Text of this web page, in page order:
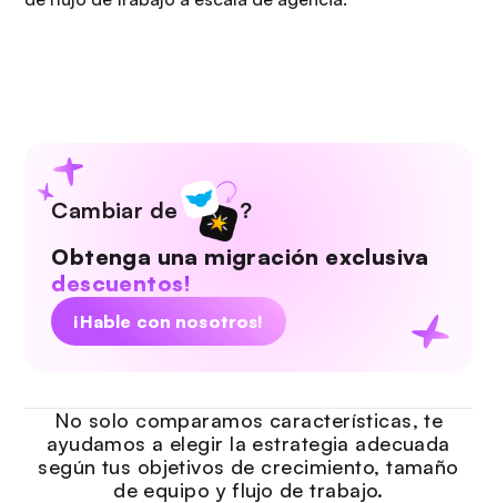
Cambiar de
?
Obtenga una migración exclusiva
descuentos!
¡Hable con nosotros!
No solo comparamos características, te
ayudamos a elegir la estrategia adecuada
según tus objetivos de crecimiento, tamaño
de equipo y flujo de trabajo.